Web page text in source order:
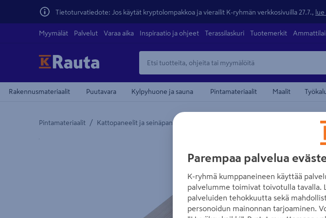
Tietoturvatiedote: Jos käytät kryptolompakkoa ja vierailit K-ryhmän verkkosivuilla 27.7.,
Myymälät Palvelut Varaa aika Inspiraatio ja ohjeet Terassilaskuri Tuotemerkit
Rakennusmateriaalit Puutavara Kylpyhuone ja sauna Pintamateriaalit Maalit
Pintamateriaalit / Kattopaneelit ja seinäpaneelit
Yksityiskohtainen kuvaus löytyy Tuotteen kuvaus -maamerkistä
Parempaa palvelua
K-ryhmä kumppaneineen käyttää
palvelumme toimivat toivotulla tavalla.
palveluiden tehokkuutta sekä
personoidun mainonnan tarjoaminen.